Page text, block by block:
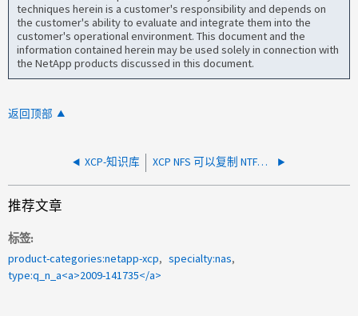
techniques herein is a customer's responsibility and depends on
the customer's ability to evaluate and integrate them into the
customer's operational environment. This document and the
information contained herein may be used solely in connection with
the NetApp products discussed in this document.
返回顶部
XCP-知识库 XCP NFS 可以复制 NTFS ACL 吗？
推荐文章
标签
product-categories:netapp-xcp
specialty:nas
type:q_n_a<a>2009-141735</a>